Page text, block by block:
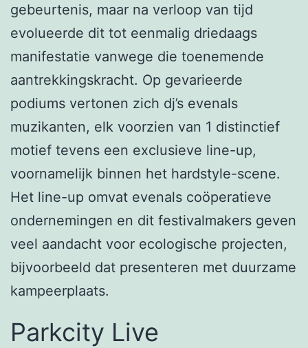
gebeurtenis, maar na verloop van tijd
evolueerde dit tot eenmalig driedaags
manifestatie vanwege die toenemende
aantrekkingskracht. Op gevarieerde
podiums vertonen zich dj’s evenals
muzikanten, elk voorzien van 1 distinctief
motief tevens een exclusieve line-up,
voornamelijk binnen het hardstyle-scene.
Het line-up omvat evenals coöperatieve
ondernemingen en dit festivalmakers geven
veel aandacht voor ecologische projecten,
bijvoorbeeld dat presenteren met duurzame
kampeerplaats.
Parkcity Live